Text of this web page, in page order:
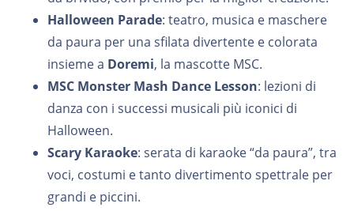
Halloween Parade: teatro, musica e maschere
da paura per una sfilata divertente e colorata
insieme a Doremi, la mascotte MSC.
MSC Monster Mash Dance Lesson: lezioni di
danza con i successi musicali più iconici di
Halloween.
Scary Karaoke: serata di karaoke “da paura”, tra
voci, costumi e tanto divertimento spettrale per
grandi e piccini.